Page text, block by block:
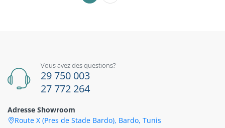
Vous avez des questions?
29 750 003
27 772 264
Adresse Showroom
Route X (Pres de Stade Bardo), Bardo, Tunis